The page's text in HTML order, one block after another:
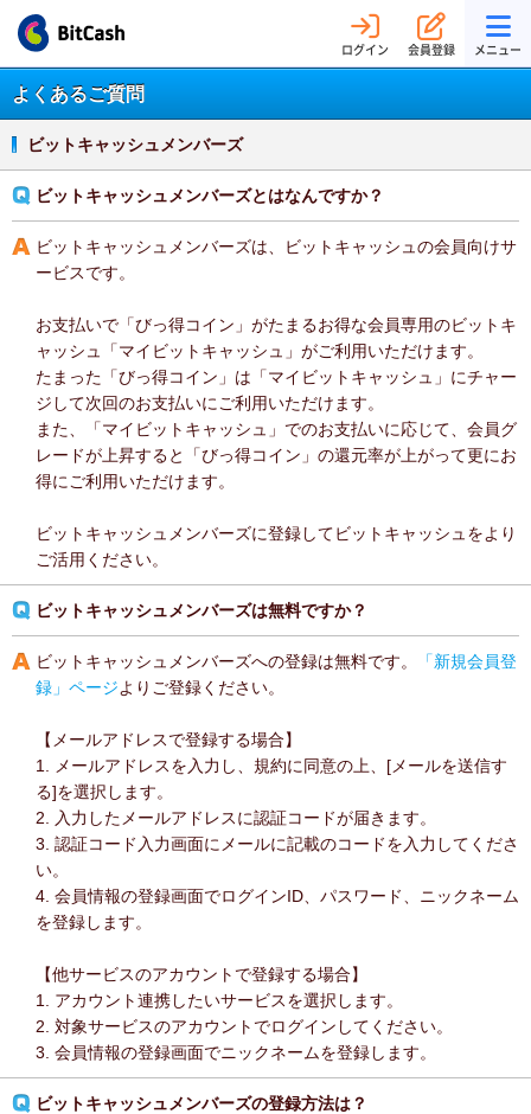
ログイン 会員登録 メニュー
よくあるご質問
ビットキャッシュメンバーズ
ビットキャッシュメンバーズとはなんですか？
ビットキャッシュメンバーズは、ビットキャッシュの会員向けサ
ービスです。
お支払いで「びっ得コイン」がたまるお得な会員専用のビットキ
ャッシュ「マイビットキャッシュ」がご利用いただけます。
たまった「びっ得コイン」は「マイビットキャッシュ」にチャー
ジして次回のお支払いにご利用いただけます。
また、「マイビットキャッシュ」でのお支払いに応じて、会員グ
レードが上昇すると「びっ得コイン」の還元率が上がって更にお
得にご利用いただけます。
ビットキャッシュメンバーズに登録してビットキャッシュをより
ご活用ください。
ビットキャッシュメンバーズは無料ですか？
ビットキャッシュメンバーズへの登録は無料です。
「新規会員登
録」ページよりご登録ください。
【メールアドレスで登録する場合】
1. メールアドレスを入力し、規約に同意の上、[メールを送信す
る]を選択します。
2. 入力したメールアドレスに認証コードが届きます。
3. 認証コード入力画面にメールに記載のコードを入力してくださ
い。
4. 会員情報の登録画面でログインID、パスワード、ニックネーム
を登録します。
【他サービスのアカウントで登録する場合】
1. アカウント連携したいサービスを選択します。
2. 対象サービスのアカウントでログインしてください。
3. 会員情報の登録画面でニックネームを登録します。
ビットキャッシュメンバーズの登録方法は？